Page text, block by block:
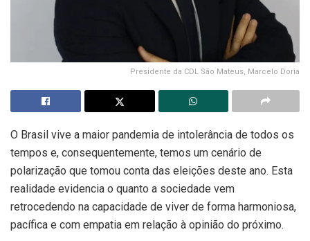
Presidente da CDL São Mateus, Marcelo Doria
O Brasil vive a maior pandemia de intolerância de todos os
tempos e, consequentemente, temos um cenário de
polarização que tomou conta das eleições deste ano. Esta
realidade evidencia o quanto a sociedade vem
retrocedendo na capacidade de viver de forma harmoniosa,
pacífica e com empatia em relação à opinião do próximo.